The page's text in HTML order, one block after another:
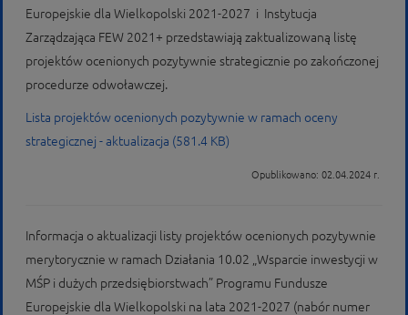
Europejskie dla Wielkopolski 2021-2027 i Instytucja
Zarządzająca FEW 2021+ przedstawiają zaktualizowaną listę
projektów ocenionych pozytywnie strategicznie po zakończonej
procedurze odwoławczej.
Lista projektów ocenionych pozytywnie w ramach oceny
strategicznej - aktualizacja (581.4 KB)
Opublikowano: 02.04.2024 r.
Informacja o aktualizacji listy projektów ocenionych pozytywnie
merytorycznie w ramach Działania 10.02 „Wsparcie inwestycji w
MŚP i dużych przedsiębiorstwach” Programu Fundusze
Europejskie dla Wielkopolski na lata 2021-2027 (nabór numer